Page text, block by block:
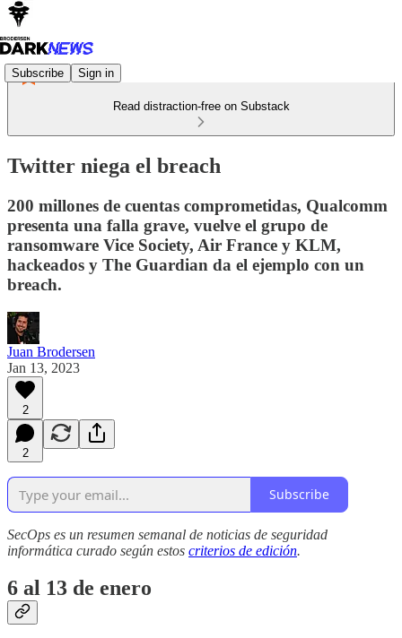
Subscribe Sign in
Read distraction-free on Substack
Twitter niega el breach
200 millones de cuentas comprometidas, Qualcomm
presenta una falla grave, vuelve el grupo de
ransomware Vice Society, Air France y KLM,
hackeados y The Guardian da el ejemplo con un
breach.
Juan Brodersen
Jan 13, 2023
2
2
Subscribe
SecOps es un resumen semanal de noticias de seguridad
informática curado según estos criterios de edición.
6 al 13 de enero